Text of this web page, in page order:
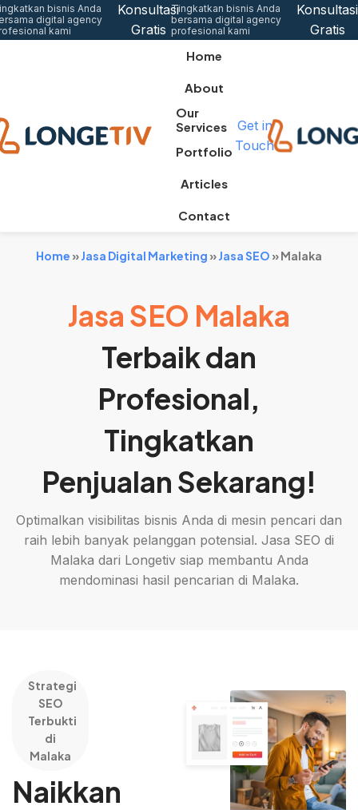
bisnis Anda
digital agency
kami
Konsultasi
Gratis
Tingkatkan bisnis Anda
bersama digital agency
profesional kami
Konsultasi
Gratis
Home
About
Our
Services
Portfolio
Articles
Contact
Get in
Touch
Home »Jasa Digital Marketing »Jasa SEO »Malaka
Jasa SEO Malaka
Terbaik dan
Profesional,
Tingkatkan
Penjualan Sekarang!
Optimalkan visibilitas bisnis Anda di mesin pencari dan
raih lebih banyak pelanggan potensial. Jasa SEO di
Malaka dari Longetiv siap membantu Anda
mendominasi hasil pencarian di Malaka.
Strategi
SEO
Terbukti
di
Malaka
Naikkan